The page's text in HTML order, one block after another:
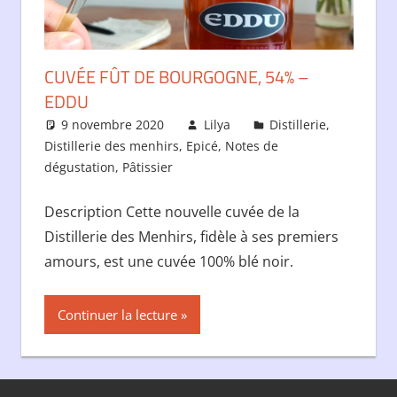
CUVÉE FÛT DE BOURGOGNE, 54% –
EDDU
9 novembre 2020 Lilya Distillerie,
Distillerie des menhirs, Epicé, Notes de
dégustation, Pâtissier
Description Cette nouvelle cuvée de la
Distillerie des Menhirs, fidèle à ses premiers
amours, est une cuvée 100% blé noir.
Continuer la lecture